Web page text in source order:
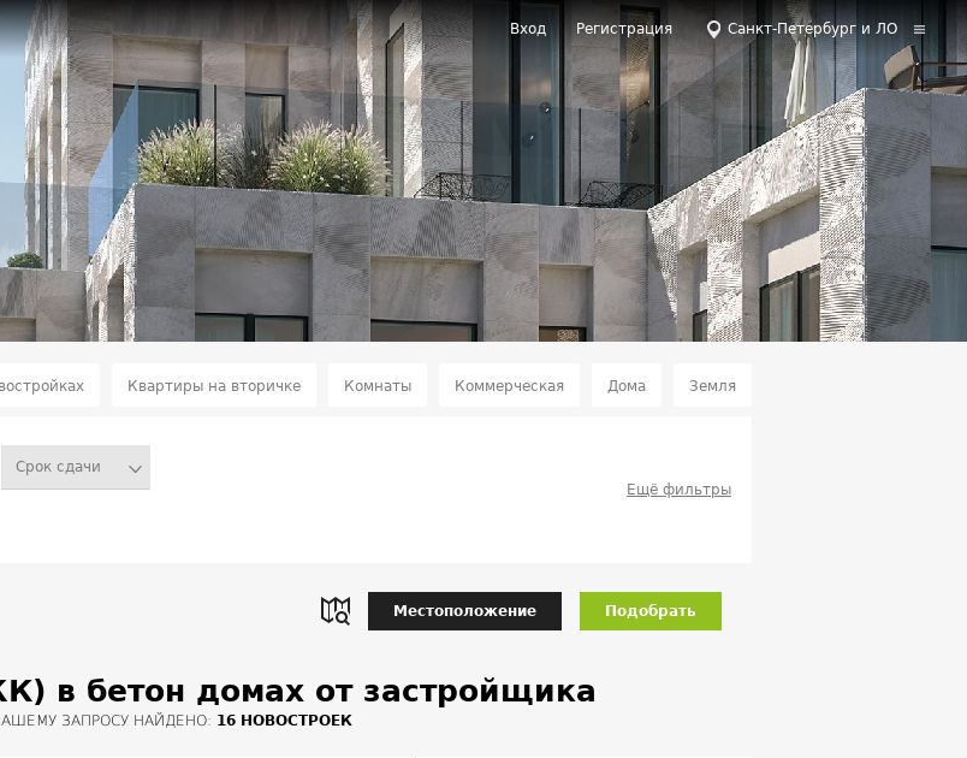
Вход Регистрация Санкт-Петербург и ЛО
Квартиры на вторичке Комнаты Коммерческая Дома Земля
Срок сдачи
Ещё фильтры
Местоположение Подобрать
в бетон домах от застройщика
ЗАПРОСУ НАЙДЕНО: 16 НОВОСТРОЕК